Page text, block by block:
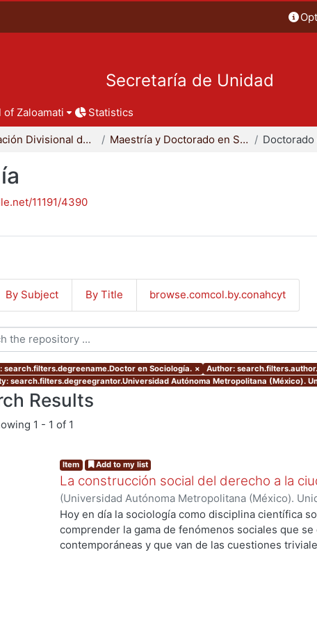
Secretaría de Unidad
of Zaloamati Statistics
Coordinación Divisional de Posgrado Maestría y Doctorado en Sociología
11191/4390
By Subject By Title browse.comcol.by.conahcyt
search.filters.degreename.Doctor en Sociología. × Author:
search.filters.degreegrantor.Universidad Autónoma Metropolitana (México).
Results
1 - 1 of 1
Item Add to my list
La construcción social del derecho a la
(Universidad Autónoma Metropolitana (México).
de Servicios de Información., 2013-12)RAMIREZ
Hoy en día la sociología como disciplina científica
comprender la gama de fenómenos sociales que
contemporáneas y que van de las cuestiones